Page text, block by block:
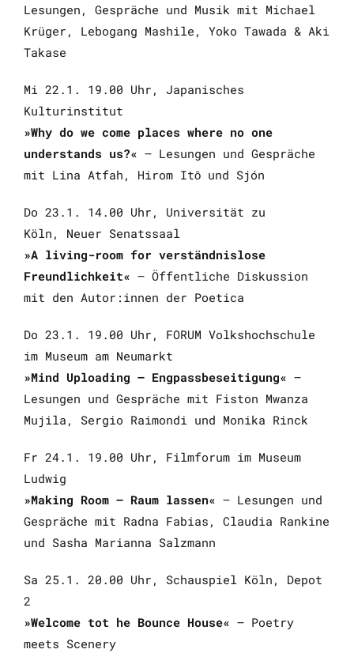
Lesungen, Gespräche und Musik mit Michael
Krüger, Lebogang Mashile, Yoko Tawada & Aki
Takase
Mi 22.1. 19.00 Uhr, Japanisches
Kulturinstitut
»Why do we come places where no one
understands us?« – Lesungen und Gespräche
mit Lina Atfah, Hirom Itō und Sjón
Do 23.1. 14.00 Uhr, Universität zu
Köln, Neuer Senatssaal
»A living-room for verständnislose
Freundlichkeit« – Öffentliche Diskussion
mit den Autor:innen der Poetica
Do 23.1. 19.00 Uhr, FORUM Volkshochschule
im Museum am Neumarkt
»Mind Uploading – Engpassbeseitigung« –
Lesungen und Gespräche mit Fiston Mwanza
Mujila, Sergio Raimondi und Monika Rinck
Fr 24.1. 19.00 Uhr, Filmforum im Museum
Ludwig
»Making Room – Raum lassen« – Lesungen und
Gespräche mit Radna Fabias, Claudia Rankine
und Sasha Marianna Salzmann
Sa 25.1. 20.00 Uhr, Schauspiel Köln, Depot
2
»Welcome tot he Bounce House« – Poetry
meets Scenery